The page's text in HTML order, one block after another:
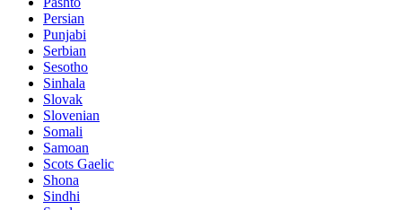
Persian
Punjabi
Serbian
Sesotho
Sinhala
Slovak
Slovenian
Somali
Samoan
Scots Gaelic
Shona
Sindhi